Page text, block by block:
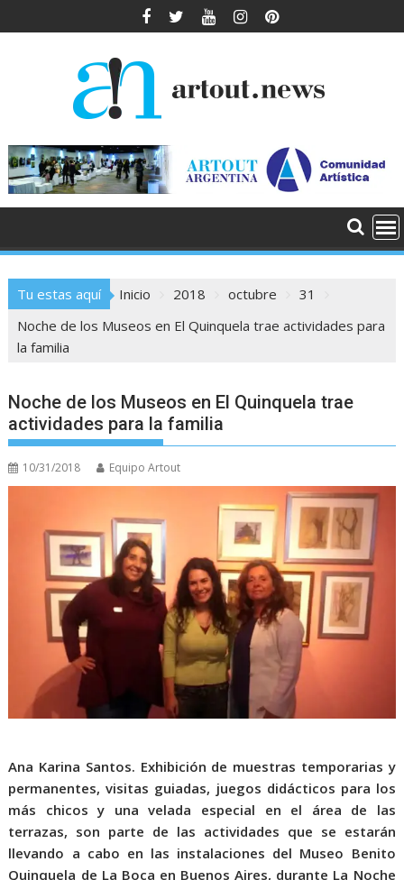
al
Tu estas aquí Inicio 2018 octubre
31
Noche de los Museos en El Quinquela trae actividades para
la familia
Noche de los Museos en El Quinquela trae
actividades para la familia
10/31/2018 Equipo Artout
Ana Karina Santos. Exhibición de muestras temporarias y
permanentes, visitas guiadas, juegos didácticos para los
más chicos y una velada especial en el área de las
terrazas, son parte de las actividades que se estarán
llevando a cabo en las instalaciones del Museo Benito
Quinquela de La Boca en Buenos Aires, durante La Noche